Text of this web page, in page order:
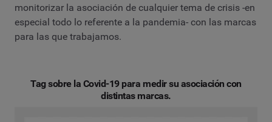
monitorizar la asociación de cualquier tema de crisis -en
especial todo lo referente a la pandemia- con las marcas
para las que trabajamos.
Tag sobre la Covid-19 para medir su asociación con
distintas marcas.